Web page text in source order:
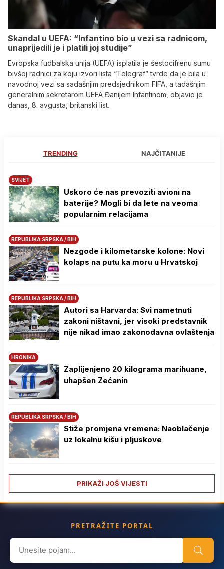
Skandal u UEFA: “Infantino bio u vezi sa radnicom,
unaprijedili je i platili joj studije”
Evropska fudbalska unija (UEFA) isplatila je šestocifrenu sumu
bivšoj radnici za koju izvori lista “Telegraf” tvrde da je bila u
navodnoj vezi sa sadašnjim predsjednikom FIFA, a tadašnjim
generalnim sekretarom UEFA Đanijem Infantinom, objavio je
danas, 8. avgusta, britanski list.
TRENDING NAJČITANIJE
SVIJET
Uskoro će nas prevoziti avioni na
baterije? Mogli bi da lete na veoma
popularnim relacijama
REPUBLIKA SRPSKA / BIH
Nezgode i kilometarske kolone: Novi
kolaps na putu ka moru u Hrvatskoj
REPUBLIKA SRPSKA / BIH
Autori sa Harvarda: Svi nametnuti
zakoni ništavni, jer visoki predstavnik
nije nikad imao zakonodavna ovlaštenja
HRONIKA
Zaplijenjeno 20 kilograma marihuane,
uhapšen Zećanin
REPUBLIKA SRPSKA / BIH
Stiže promjena vremena: Naoblačenje
uz lokalnu kišu i pljuskove
PRIKAŽI JOŠ VIJESTI
PRETRAŽITE PORTAL
Search
for: